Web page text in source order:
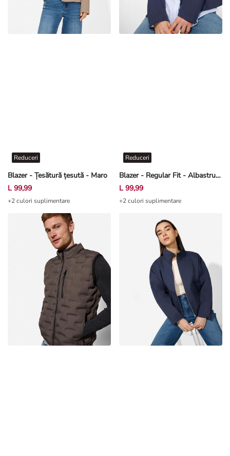
Blazer - Țesătură țesută - Maro
Reduceri
L 99,99
+2 culori suplimentare
Blazer - Regular Fit - Albastru închis
Reduceri
L 99,99
+2 culori suplimentare